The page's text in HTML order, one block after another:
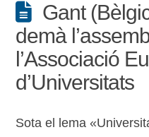
Gant
demà
l’Associació
d’Universitats
Sota el lema